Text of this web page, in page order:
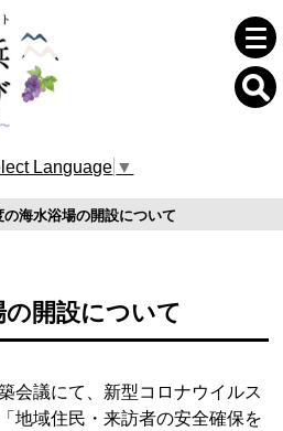
Language ▼
の海水浴場の開設について
開設について
会議にて、新型コロナウイルス
地域住民・来訪者の安全確保を